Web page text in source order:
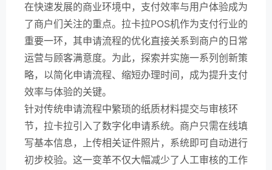
在快速发展的商业环境中，支付效率与用户体验成为
了商户们关注的重点。拉卡拉POS机作为支付行业的
重要一环，其申请流程的优化直接关系到商户的日常
运营与顾客满意度。为此，探索并实施一系列创新策
略，以简化申请流程、缩短办理时间，成为提升支付
效率与体验的关键。
针对传统申请流程中繁琐的纸质材料提交与审核环
节，拉卡拉引入了数字化申请系统。商户只需在线填
写基本信息，上传相关证件照片，系统即可自动进行
初步校验。这一变革不仅大幅减少了人工审核的工作